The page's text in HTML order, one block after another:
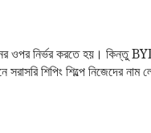
ওপর নির্ভর করতে হয়। কিন্তু
সরাসরি শিপিং শিল্পে নিজেদের